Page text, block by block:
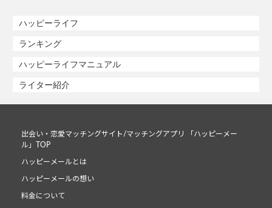
ハッピーライフ
ランキング
ハッピーライフマニュアル
ライター紹介
出会い・恋愛マッチングサイト/マッチングアプリ 「ハッピーメー
ル」TOP
ハッピーメールとは
ハッピーメールの想い
料金について